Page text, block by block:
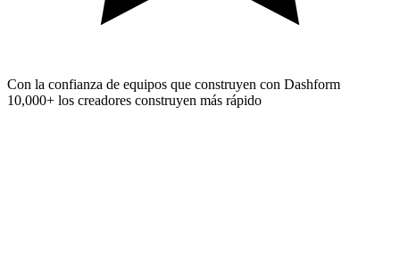
Con la confianza de equipos que construyen con Dashform
10,000+ los creadores construyen más rápido